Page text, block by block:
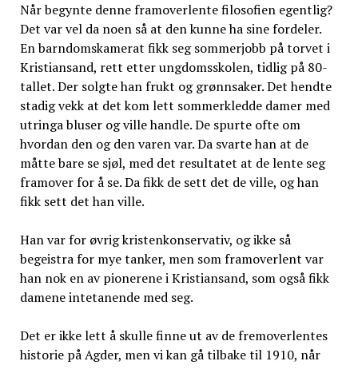
Når begynte denne framoverlente filosofien egentlig?
Det var vel da noen så at den kunne ha sine fordeler.
En barndomskamerat fikk seg sommerjobb på torvet i
Kristiansand, rett etter ungdomsskolen, tidlig på 80-
tallet. Der solgte han frukt og grønnsaker. Det hendte
stadig vekk at det kom lett sommerkledde damer med
utringa bluser og ville handle. De spurte ofte om
hvordan den og den varen var. Da svarte han at de
måtte bare se sjøl, med det resultatet at de lente seg
framover for å se. Da fikk de sett det de ville, og han
fikk sett det han ville.
Han var for øvrig kristenkonservativ, og ikke så
begeistra for mye tanker, men som framoverlent var
han nok en av pionerene i Kristiansand, som også fikk
damene intetanende med seg.
Det er ikke lett å skulle finne ut av de fremoverlentes
historie på Agder, men vi kan gå tilbake til 1910, når